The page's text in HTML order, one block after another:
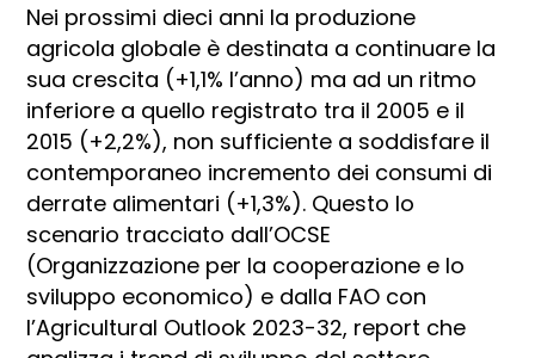
Nei prossimi dieci anni la produzione
agricola globale è destinata a continuare la
sua crescita (+1,1% l’anno) ma ad un ritmo
inferiore a quello registrato tra il 2005 e il
2015 (+2,2%), non sufficiente a soddisfare il
contemporaneo incremento dei consumi di
derrate alimentari (+1,3%). Questo lo
scenario tracciato dall’OCSE
(Organizzazione per la cooperazione e lo
sviluppo economico) e dalla FAO con
l’Agricultural Outlook 2023-32, report che